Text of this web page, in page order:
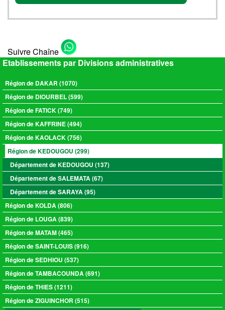
Suivre Chaîne
Etablissements par Divisions administratives
Région de DAKAR (1070)
Région de DIOURBEL (599)
Région de FATICK (749)
Région de KAFFRINE (494)
Région de KAOLACK (756)
Région de KEDOUGOU (299)
Département de KEDOUGOU (137)
Département de SALEMATA (67)
Département de SARAYA (95)
Région de KOLDA (806)
Région de LOUGA (839)
Région de MATAM (465)
Région de SAINT-LOUIS (916)
Région de SEDHIOU (537)
Région de TAMBACOUNDA (691)
Région de THIES (1211)
Région de ZIGUINCHOR (515)